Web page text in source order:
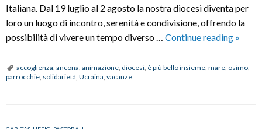
Italiana. Dal 19 luglio al 2 agosto la nostra diocesi diventa per
loro un luogo di incontro, serenità e condivisione, offrendo la
possibilità di vivere un tempo diverso … Continue reading È
BELLO
»
accoglienza, ancona, animazione, diocesi, è più bello insieme, mare, osimo,
parrocchie, solidarietà, Ucraina, vacanze